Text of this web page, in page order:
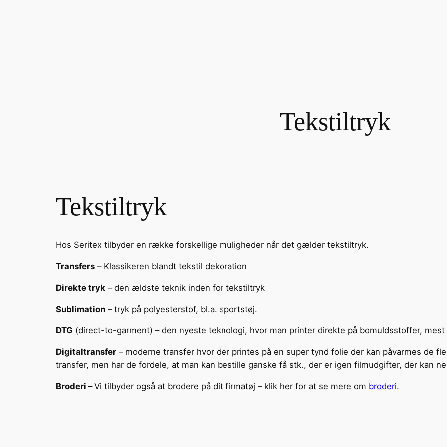
Tekstiltryk
Tekstiltryk
Hos Seritex tilbyder en række forskellige muligheder når det gælder tekstiltryk.
Transfers – Klassikeren blandt tekstil dekoration
Direkte tryk – den ældste teknik inden for tekstiltryk
Sublimation – tryk på polyesterstof, bl.a. sportstøj.
DTG (direct-to-garment) – den nyeste teknologi, hvor man printer direkte på bomuldsstoffer,
Digitaltransfer – moderne transfer hvor der printes på en super tynd folie der kan påvarmes de
transfer, men har de fordele, at man kan bestille ganske få stk., der er igen filmudgifter, der kan
Broderi –Vi tilbyder også at brodere på dit firmatøj – klik her for at se mere om broderi.